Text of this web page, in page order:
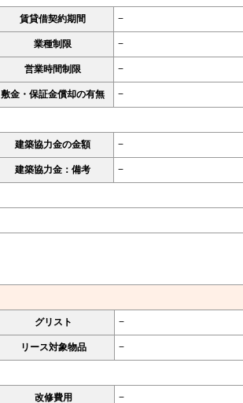
賃貸借契約期間 −
業種制限 −
営業時間制限 −
敷金・保証金償却の有無 −
建築協力金の金額 −
建築協力金：備考 −
グリスト −
リース対象物品 −
改修費用 −